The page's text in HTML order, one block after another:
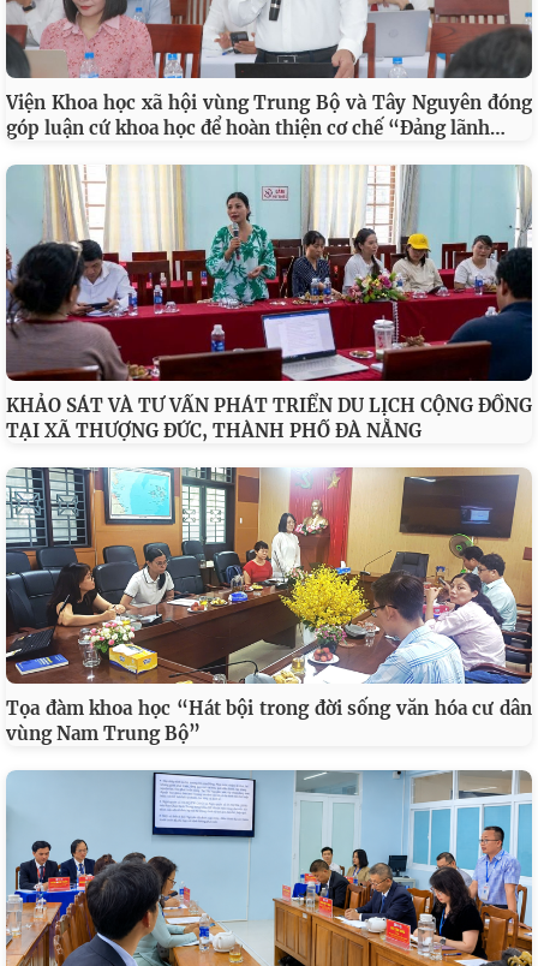
Viện Khoa học xã hội vùng Trung Bộ và Tây Nguyên đóng
góp luận cứ khoa học để hoàn thiện cơ chế “Đảng lãnh…
KHẢO SÁT VÀ TƯ VẤN PHÁT TRIỂN DU LỊCH CỘNG ĐỒNG
TẠI XÃ THƯỢNG ĐỨC, THÀNH PHỐ ĐÀ NẴNG
Tọa đàm khoa học “Hát bội trong đời sống văn hóa cư dân
vùng Nam Trung Bộ”